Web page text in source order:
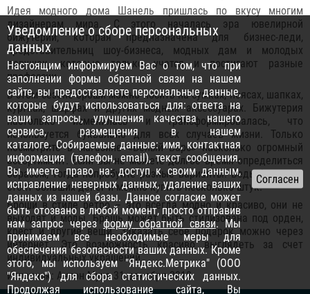
Идея модного дома Шанель пришлась по вкусу многим
дизайнерам мира. С этого началась эра ювелирной
бижутерии, которая предназначена для бизнес-леди,
представительниц шоу-бизнеса, модных дам и молодых
девушек, которые только учатся и постигают разные
профессии.
В этом сезоне броши можно носить на сумках, поясах, шапках,
куртках, шарфах и других модных аксессуарах. Бижутерия
настолько изменилась и трансформировалась, что
используется буквально для всех случаев жизни. Только
посмотрите в магазине «Белый Барс» насколько огромный
ассортимент. Если вы не можете долгое время определиться
образом, тогда попробуйте разные варианты. Ведь брошь не
стоит больших денег и можно купить несколько штук.
Броши в стиле ретро – это всегда модно и красиво, они не
выходят и моды. Брошь может быть стилизована под орден,
крест и другие вещи. Заказать себе подарок можно через
интернет. Это возможность красиво выглядеть за счет
индивидуальных украшений.
Источник: Антон Муха 31 декабря 2018
Уведомление о сборе персональных
данных
Настоящим информируем Вас о том, что при
заполнении формы обратной связи на нашем
сайте, вы предоставляете персональные данные,
которые будут использоваться для: ответа на
ваши запросы, улучшения качества нашего
сервиса, размещения в нашем
каталоге. Собираемые данные: имя, контактная
информация (телефон, email), текст сообщения.
Вы имеете право на: доступ к своим данным,
исправление неверных данных, удаление ваших
данных из нашей базы. Данное согласие может
быть отозвано в любой момент, просто отправив
нам запрос черезформу обратной связи. Мы
принимаем все необходимые меры для
обеспечения безопасности ваших данных. Кроме
этого, мы используем "Яндекс.Метрика" (ООО
"Яндекс") для сбора статистических данных.
Продолжая использование сайта, Вы